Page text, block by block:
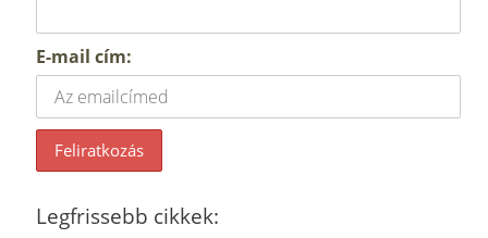
E-mail cím:
Legfrissebb cikkek: